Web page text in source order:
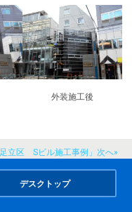
外装施工後
足立区 Sビル施工事例」次へ»
デスクトップ